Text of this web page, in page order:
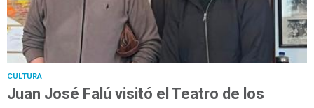
CULTURA
Juan José Falú visitó el Teatro de los